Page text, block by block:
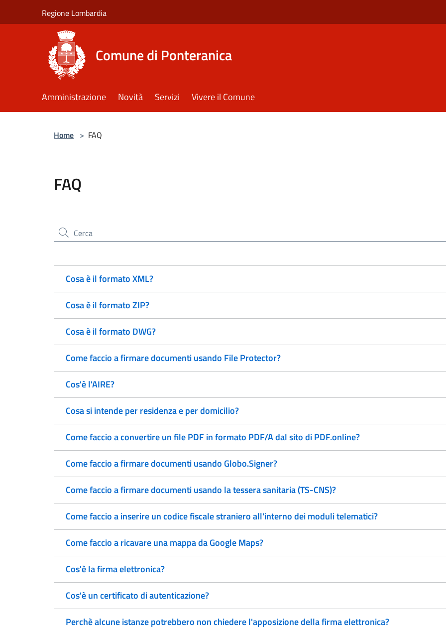
Regione Lombardia
Comune di Ponteranica
Amministrazione Novità Servizi Vivere il Comune
Home > FAQ
FAQ
Cerca nel sito
Cosa è il formato XML?
Cosa è il formato ZIP?
Cosa è il formato DWG?
Come faccio a firmare documenti usando File Protector?
Cos'è l'AIRE?
Cosa si intende per residenza e per domicilio?
Come faccio a convertire un file PDF in formato PDF/A dal sito di PDF.online?
Come faccio a firmare documenti usando Globo.Signer?
Come faccio a firmare documenti usando la tessera sanitaria (TS-CNS)?
Come faccio a inserire un codice fiscale straniero all'interno dei moduli telematici?
Come faccio a ricavare una mappa da Google Maps?
Cos'è la firma elettronica?
Cos'è un certificato di autenticazione?
Perchè alcune istanze potrebbero non chiedere l'apposizione della firma elettronica?